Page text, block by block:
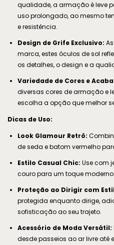
qualidade, a armação é leve
uso prolongado, ao mesmo
e resistência.
Design de Grife Exclusivo:
marca, estes óculos de sol
os detalhes, o design e a
Variedade de Cores e
diversas cores de armação e
escolha a opção que melhor
Dicas de Uso:
Look Glamour Retrô:
de seda e batom vermelho
Estilo Casual Chic: Use com
couro para um toque
Proteção ao Dirigir com
protegida enquanto dirige,
sofisticação ao seu trajeto.
Acessório de Moda Versátil:
desde passeios ao ar livre